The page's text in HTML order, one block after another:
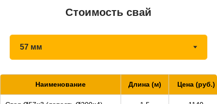
Стоимость свай
Наименование Длина (м) Цена (руб.)